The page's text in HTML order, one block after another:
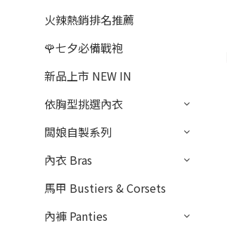
火辣熱銷排名推薦
🌹七夕必備戰袍
新品上市 NEW IN
依胸型挑選內衣
闆娘自製系列
內衣 Bras
馬甲 Bustiers & Corsets
內褲 Panties